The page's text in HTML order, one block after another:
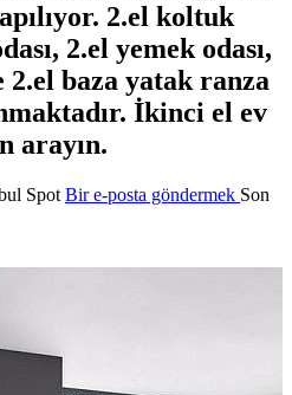
2.el koltuk
2.el yemek odası,
2.el baza yatak ranza
İkinci el ev
arayın.
Spot Bir e-posta göndermek Son